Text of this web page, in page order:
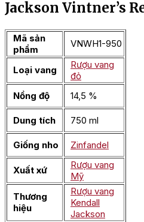
Jackson Vintner’s
Mã sản
phẩm
VNWH1-950
Loại vang
Rượu vang
đỏ
Nồng độ
14,5 %
Dung tích 750 ml
Giống nho Zinfandel
Xuất xứ
Rượu vang
Mỹ
Thương
hiệu
Rượu vang
Kendall
Jackson